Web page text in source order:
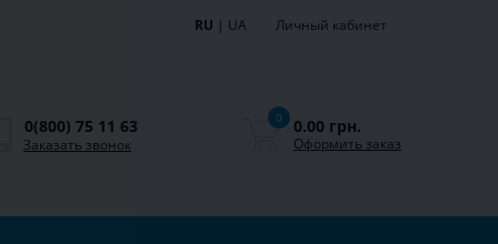
RU | UA Личный кабинет
0(800) 75 11 63
Заказать звонок
0 0.00 грн.
Оформить заказ